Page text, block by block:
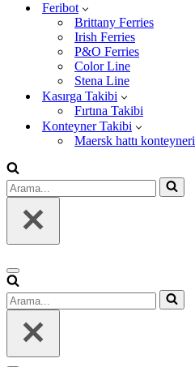
Feribot
Brittany Ferries
Irish Ferries
P&O Ferries
Color Line
Stena Line
Kasırga Takibi
Fırtına Takibi
Konteyner Takibi
Maersk hattı konteyneri
Arama...
Dolaşım
menüsü
Arama...